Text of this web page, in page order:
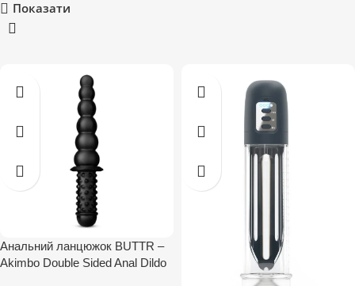
Показати
Анальний ланцюжок BUTTR –
Akimbo Double Sided Anal Dildo